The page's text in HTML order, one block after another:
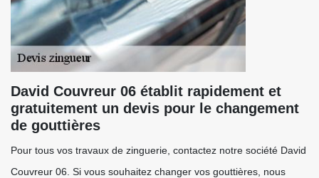
David Couvreur 06 établit rapidement et
gratuitement un devis pour le changement
de gouttières
Pour tous vos travaux de zinguerie, contactez notre société David
Couvreur 06. Si vous souhaitez changer vos gouttières, nous